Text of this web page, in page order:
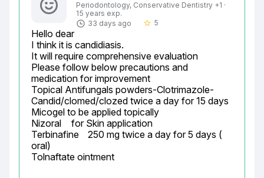
Periodontology, Conservative Dentistry +1 ·
15 years exp.
33 days ago
star_border 5
Hello dear
I think it is candidiasis.
It will require comprehensive evaluation
Please follow below precautions and
medication for improvement
Topical Antifungals powders-Clotrimazole-
Candid/clomed/clozed twice a day for 15 days
Micogel to be applied topically
Nizoral	 for Skin application
Terbinafine	250 mg twice a day for 5 days (
oral)
Tolnaftate ointment